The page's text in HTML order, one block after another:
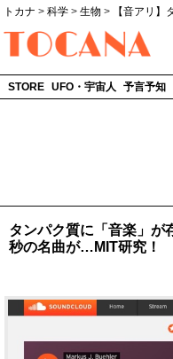
トカナ > 科学 > 生物 >
【音アリ
STORE UFO・宇宙人 予言予知
タンパク質に「音楽」が
秒の名曲が…MIT研究！